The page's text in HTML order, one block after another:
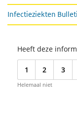
Infectieziekten
Heeft deze
1 2 3
Helemaal niet